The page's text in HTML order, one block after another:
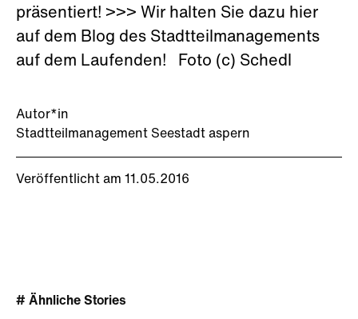
Autor*in
Stadtteilmanagement Seestadt aspern
Veröffentlicht am 11.05.2016
präsentiert! >>> Wir halten Sie dazu hier
auf dem Blog des Stadtteilmanagements
auf dem Laufenden! Foto (c) Schedl
# Ähnliche Stories